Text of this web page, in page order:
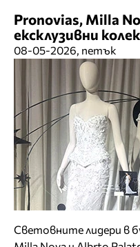
Pronovias, Milla
ексклузивни
08-05-2026, петък
Световните лидери в